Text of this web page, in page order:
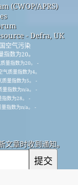
(CWOP/APRS)
- Defra, UK
空气污染
数为20。
量指数为20。 -
质量指数为4。
量指数为5。 -
量指数为n/a。 -
数为28。 -
指数为n/a。 -
章时收到通知。
提交